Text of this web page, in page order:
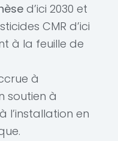
d’ici 2030 et
CMR d’ici
à la feuille de
à
soutien à
l’installation en